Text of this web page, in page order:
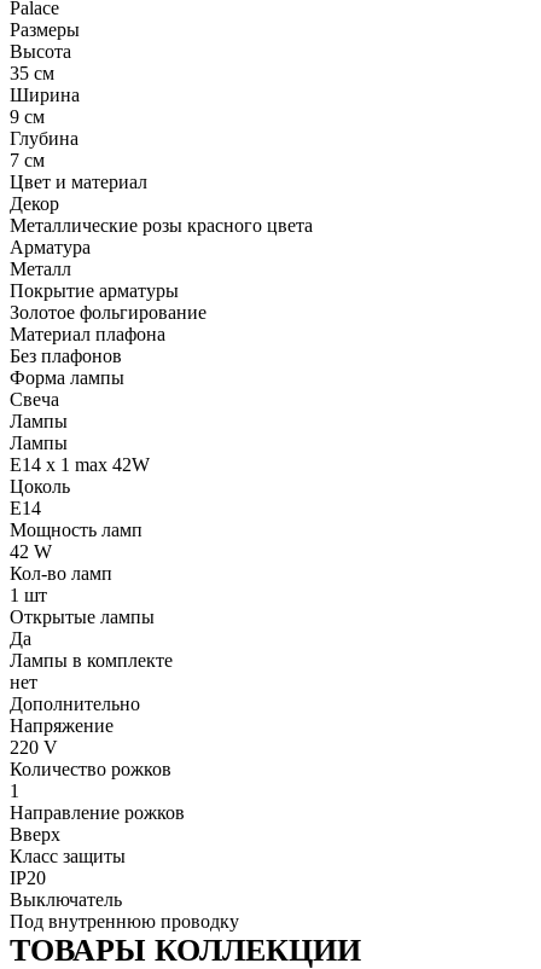
Palace
Размеры
Высота
35 см
Ширина
9 см
Глубина
7 см
Цвет и материал
Декор
Металлические розы красного цвета
Арматура
Металл
Покрытие арматуры
Золотое фольгирование
Материал плафона
Без плафонов
Форма лампы
Свеча
Лампы
Лампы
E14 x 1 max 42W
Цоколь
E14
Мощность ламп
42 W
Кол-во ламп
1 шт
Открытые лампы
Да
Лампы в комплекте
нет
Дополнительно
Напряжение
220 V
Количество рожков
1
Направление рожков
Вверх
Класс защиты
IP20
Выключатель
Под внутреннюю проводку
ТОВАРЫ КОЛЛЕКЦИИ